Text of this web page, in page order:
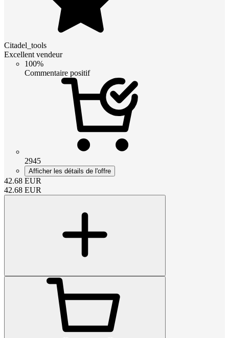
Citadel_tools
Excellent vendeur
100%
Commentaire positif
2945
Afficher les détails de l'offre
42.68 EUR
42.68 EUR